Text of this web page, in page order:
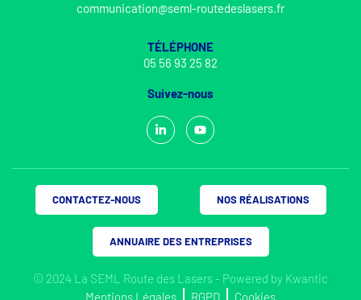
communication@seml-routedeslasers.fr
TÉLÉPHONE
05 56 93 25 82
Suivez-nous
© 2024 La SEML Route des Lasers - Powered by Kwantic
Mentions Légales
RGPD Cookies
CONTACTEZ-NOUS NOS RÉALISATIONS
ANNUAIRE DES ENTREPRISES